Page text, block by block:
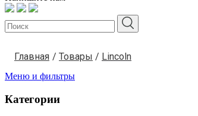
Главная / Товары / Lincoln
Меню и фильтры
Категории